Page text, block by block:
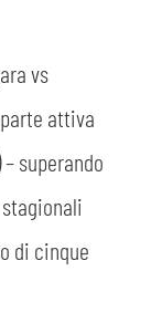
vs
attiva
superando
di cinque